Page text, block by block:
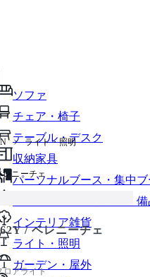
ソファ
チェア・椅子
テーブル・デスク
収納家具
パーソナルブース・集中
オフィスアクセサリー・
インテリア雑貨
ライト・照明
ガーデン・屋外
、カートに追加できます
ライト・照明
レニーチェ
/ ベレニーチェ
ロアライト